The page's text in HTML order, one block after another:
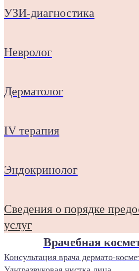
УЗИ-диагностика
Невролог
Дерматолог
IV терапия
Эндокринолог
Сведения о порядке
услуг
Врачебная
Консультация врача дермато-